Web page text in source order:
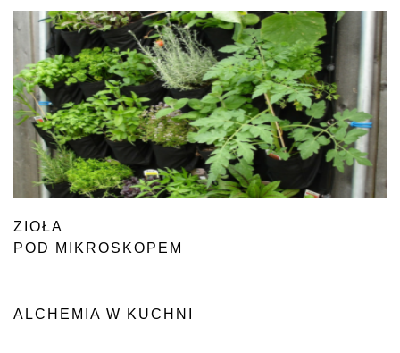
ZIOŁA
POD MIKROSKOPEM
ALCHEMIA W KUCHNI